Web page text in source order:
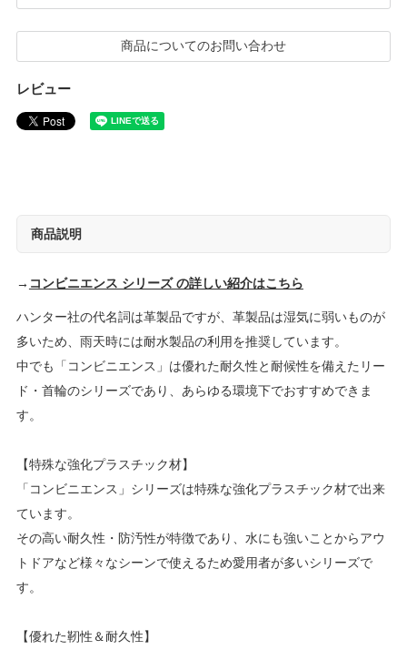
商品についてのお問い合わせ
レビュー
商品説明
→ コンビニエンス シリーズ の詳しい紹介はこちら
ハンター社の代名詞は革製品ですが、革製品は湿気に弱いものが
多いため、雨天時には耐水製品の利用を推奨しています。
中でも「コンビニエンス」は優れた耐久性と耐候性を備えたリー
ド・首輪のシリーズであり、あらゆる環境下でおすすめできま
す。
【特殊な強化プラスチック材】
「コンビニエンス」シリーズは特殊な強化プラスチック材で出来
ています。
その高い耐久性・防汚性が特徴であり、水にも強いことからアウ
トドアなど様々なシーンで使えるため愛用者が多いシリーズで
す。
【優れた靭性＆耐久性】